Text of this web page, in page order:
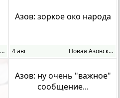
Новая Азовская Газет
Азов: зоркое око народа
4 авг Новая Азовская Газет
Азов: ну очень "важное"
сообщение...